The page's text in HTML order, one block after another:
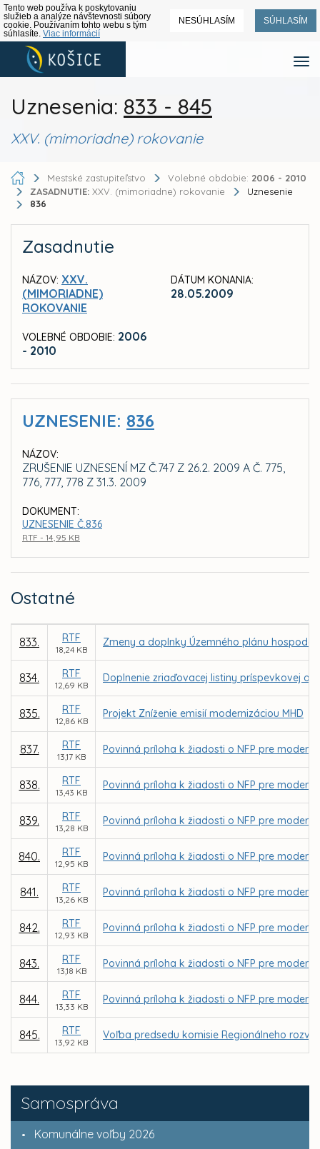
Tento web používa k poskytovaniu
služieb a analýze návštevnosti súbory
cookie. Používaním tohto webu s tým
súhlasíte. Viac informácií
NESÚHLASÍM SÚHLASÍM
Uznesenia: 833 - 845
XXV. (mimoriadne) rokovanie
Samospráva
Komunálne voľby 2026
Mestské zastupiteľstvo Volebné obdobie: 2006 - 2010
ZASADNUTIE: XXV. (mimoriadne) rokovanie
Uznesenie
836
Zasadnutie
NÁZOV: XXV.
(MIMORIADNE)
ROKOVANIE
VOLEBNÉ OBDOBIE: 2006
- 2010
DÁTUM KONANIA:
28.05.2009
UZNESENIE: 836
NÁZOV:
ZRUŠENIE UZNESENÍ MZ Č.747 Z 26.2. 2009 A Č. 775,
776, 777, 778 Z 31.3. 2009
DOKUMENT:
UZNESENIE Č.836
RTF - 14,95 KB
Ostatné
833. RTF
18,24 KB
Zmeny a doplnky Územného plánu
834. RTF
12,69 KB
Doplnenie zriaďovacej listiny príspevkovej
835. RTF
12,86 KB
Projekt Zníženie emisií modernizáciou MHD
837. RTF
13,17 KB
Povinná príloha k žiadosti o NFP pre
838. RTF
13,43 KB
Povinná príloha k žiadosti o NFP pre
839. RTF
13,28 KB
Povinná príloha k žiadosti o NFP pre
840. RTF
12,95 KB
Povinná príloha k žiadosti o NFP pre
841. RTF
13,26 KB
Povinná príloha k žiadosti o NFP pre
842. RTF
12,93 KB
Povinná príloha k žiadosti o NFP pre
843. RTF
13,18 KB
Povinná príloha k žiadosti o NFP pre
844. RTF
13,33 KB
Povinná príloha k žiadosti o NFP pre
845. RTF
13,92 KB
Voľba predsedu komisie Regionálneho